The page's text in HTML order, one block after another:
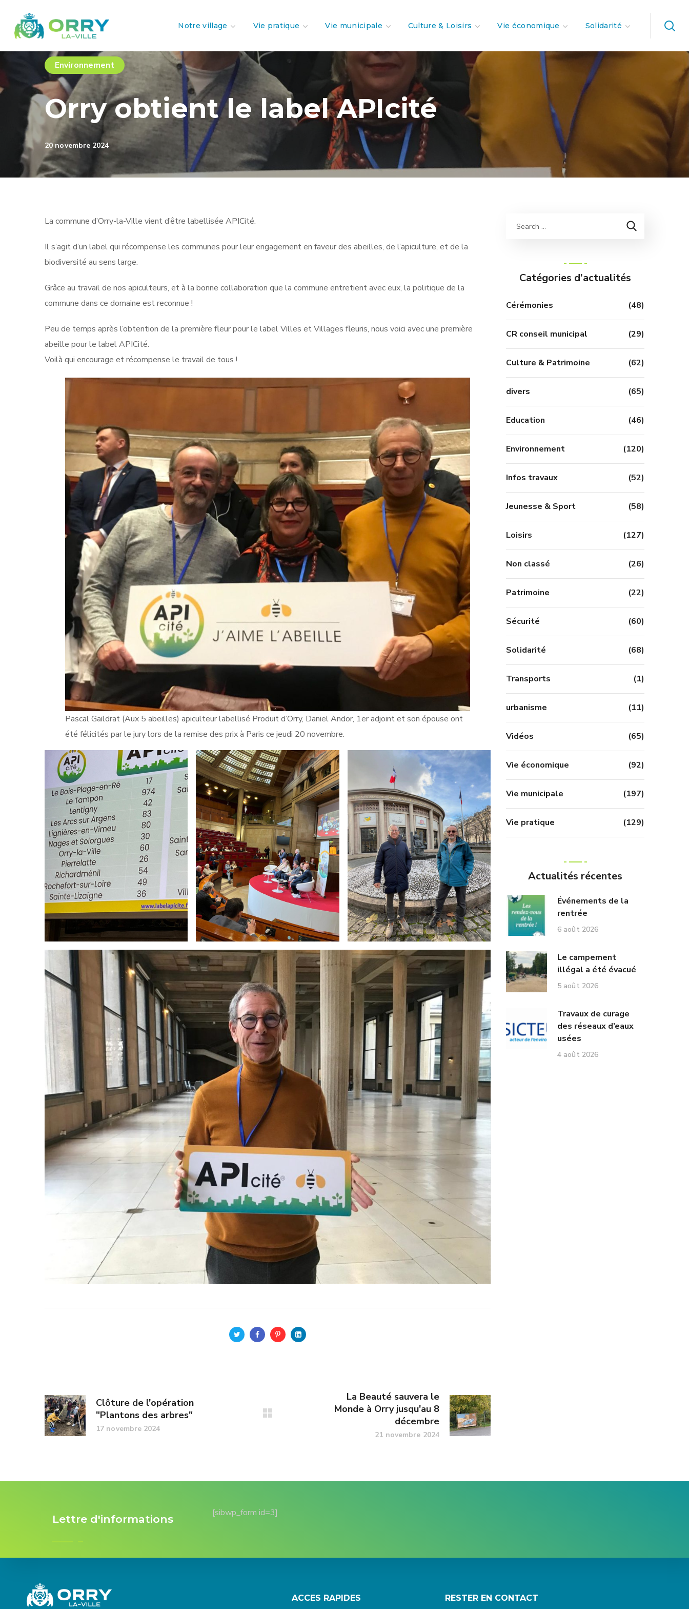
Notre village Vie pratique Vie municipale Culture & Loisirs Vie économique Solidarité
Environnement
Orry obtient le label APIcité
20 novembre 2024
La commune d’Orry-la-Ville vient d’être labellisée APICité.
Il s’agit d’un label qui récompense les communes pour leur engagement en faveur des abeilles, de l’apiculture, et de la
biodiversité au sens large.
Grâce au travail de nos apiculteurs, et à la bonne collaboration que la commune entretient avec eux, la politique de la
commune dans ce domaine est reconnue !
Peu de temps après l’obtention de la première fleur pour le label Villes et Villages fleuris, nous voici avec une première
abeille pour le label APICité.
Voilà qui encourage et récompense le travail de tous !
Pascal Gaildrat (Aux 5 abeilles) apiculteur labellisé Produit d’Orry, Daniel Andor, 1er adjoint et son épouse ont
été félicités par le jury lors de la remise des prix à Paris ce jeudi 20 novembre.
Clôture de l'opération
"Plantons des arbres"
17 novembre 2024
La Beauté sauvera le
Monde à Orry jusqu'au 8
décembre
21 novembre 2024
Catégories d’actualités
Cérémonies (48)
CR conseil municipal (29)
Culture & Patrimoine (62)
divers (65)
Education (46)
Environnement (120)
Infos travaux (52)
Jeunesse & Sport (58)
Loisirs (127)
Non classé (26)
Patrimoine (22)
Sécurité (60)
Solidarité (68)
Transports (1)
urbanisme (11)
Vidéos (65)
Vie économique (92)
Vie municipale (197)
Vie pratique (129)
Actualités récentes
Événements de la
rentrée
6 août 2026
Le campement
illégal a été évacué
5 août 2026
Travaux de curage
des réseaux d’eaux
usées
4 août 2026
Lettre d'informations [sibwp_form id=3]
ACCES RAPIDES RESTER EN CONTACT